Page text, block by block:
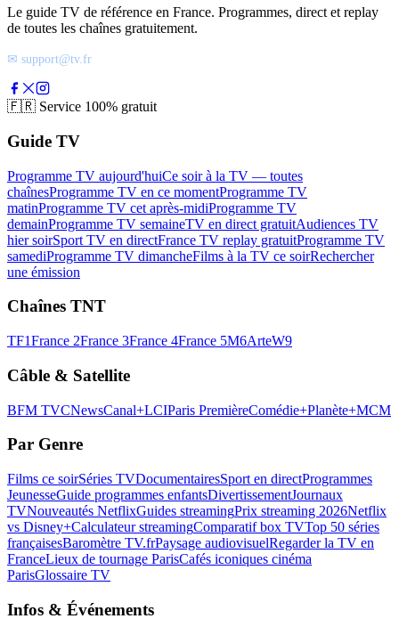
Le guide TV de référence en France. Programmes, direct et replay
de toutes les chaînes gratuitement.
✉ support@tv.fr
🇫🇷 Service 100% gratuit
Guide TV
Programme TV aujourd'huiCe soir à la TV — toutes
chaînesProgramme TV en ce momentProgramme TV
matinProgramme TV cet après-midiProgramme TV
demainProgramme TV semaineTV en direct gratuitAudiences TV
hier soirSport TV en directFrance TV replay gratuitProgramme TV
samediProgramme TV dimancheFilms à la TV ce soirRechercher
une émission
Chaînes TNT
TF1France 2France 3France 4France 5M6ArteW9
Câble & Satellite
BFM TVCNewsCanal+LCIParis PremièreComédie+Planète+MCM
Par Genre
Films ce soirSéries TVDocumentairesSport en directProgrammes
JeunesseGuide programmes enfantsDivertissementJournaux
TVNouveautés NetflixGuides streamingPrix streaming 2026Netflix
vs Disney+Calculateur streamingComparatif box TVTop 50 séries
françaisesBaromètre TV.frPaysage audiovisuelRegarder la TV en
FranceLieux de tournage ParisCafés iconiques cinéma
ParisGlossaire TV
Infos & Événements